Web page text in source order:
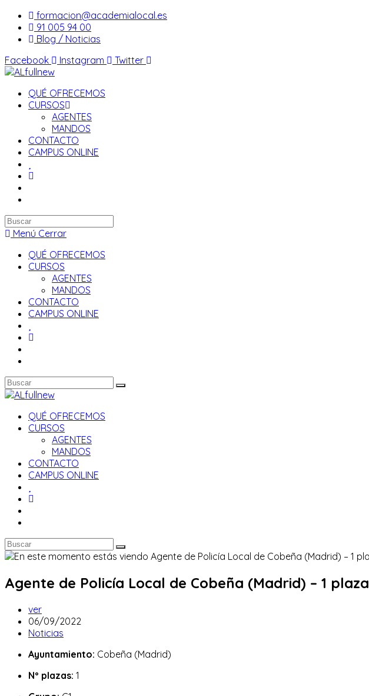
Saltar
contenido
formacion@academialocal.es
91 005 94 00
Blog / Noticias
Facebook
Instagram Twitter
QUÉ OFRECEMOS
CURSOS
AGENTES
MANDOS
CONTACTO
CAMPUS ONLINE
Buscar
en
web
Menú Cerrar
QUÉ OFRECEMOS
CURSOS
AGENTES
MANDOS
CONTACTO
CAMPUS ONLINE
QUÉ OFRECEMOS
CURSOS
AGENTES
MANDOS
CONTACTO
CAMPUS ONLINE
Agente de Policía Local de Cobeña (Madrid) – 1 plaza
Autor
de
la
ver
Publicación
de
entrada:
06/09/2022
Categoría
la
Noticias
Ayuntamiento: Cobeña (Madrid)
Nº plazas: 1